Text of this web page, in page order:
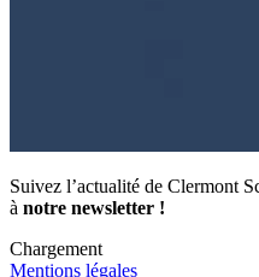
Suivez l’actualité de Clermont
à notre newsletter !
Chargement
Mentions légales